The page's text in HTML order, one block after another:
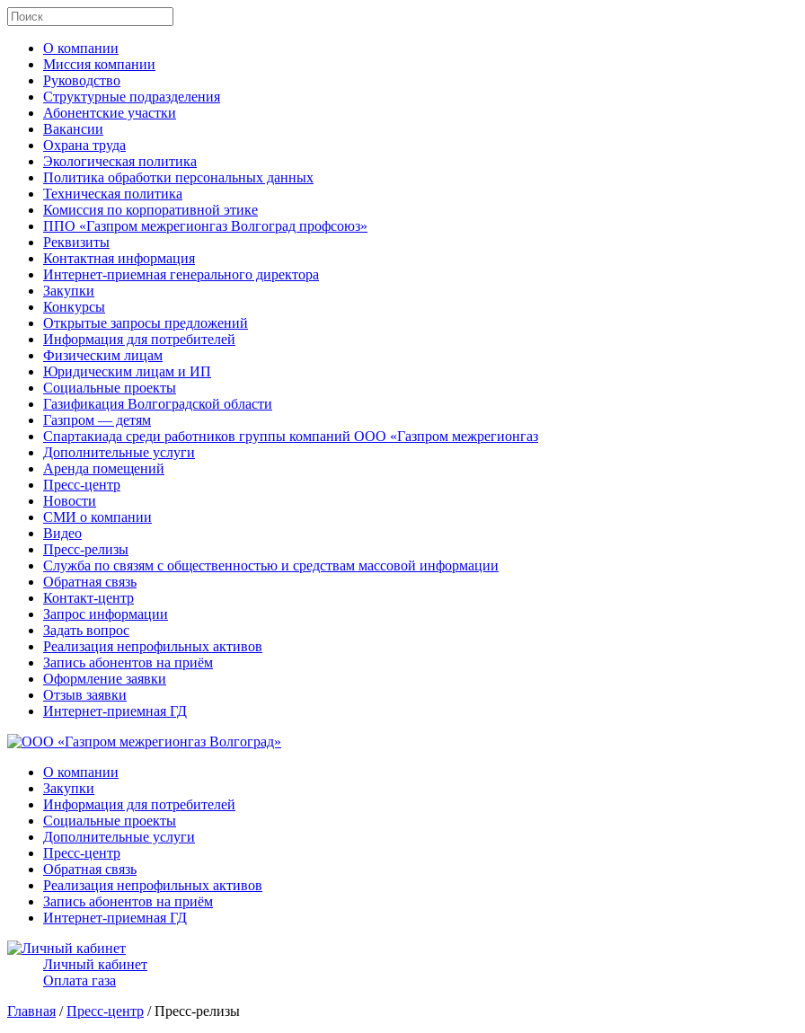
О компании
Миссия компании
Руководство
Структурные подразделения
Абонентские участки
Вакансии
Охрана труда
Экологическая политика
Политика обработки персональных данных
Техническая политика
Комиссия по корпоративной этике
ППО «Газпром межрегионгаз Волгоград профсоюз»
Реквизиты
Контактная информация
Интернет-приемная генерального директора
Закупки
Конкурсы
Открытые запросы предложений
Информация для потребителей
Физическим лицам
Юридическим лицам и ИП
Социальные проекты
Газификация Волгоградской области
Газпром — детям
Спартакиада среди работников группы компаний ООО «Газпром межрегионгаз
Дополнительные услуги
Аренда помещений
Пресс-центр
Новости
СМИ о компании
Видео
Пресс-релизы
Служба по связям с общественностью и средствам массовой информации
Обратная связь
Контакт-центр
Запрос информации
Задать вопрос
Реализация непрофильных активов
Запись абонентов на приём
Оформление заявки
Отзыв заявки
Интернет-приемная ГД
О компании
Закупки
Информация для потребителей
Социальные проекты
Дополнительные услуги
Пресс-центр
Обратная связь
Реализация непрофильных активов
Запись абонентов на приём
Интернет-приемная ГД
Личный кабинет
Оплата газа
Главная /Пресс-центр / Пресс-релизы